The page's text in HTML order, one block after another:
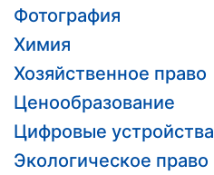
Фотография
Химия
Хозяйственное право
Ценообразование
Цифровые устройства
Экологическое право